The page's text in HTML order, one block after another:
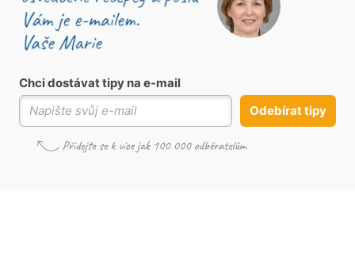
Chci dostávat tipy na e-mail
Odebírat tipy